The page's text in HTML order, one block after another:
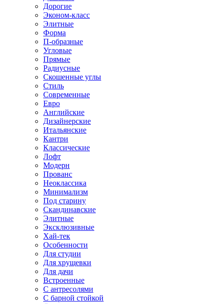
Дорогие
Эконом-класс
Элитные
Форма
П-образные
Угловые
Прямые
Радиусные
Скошенные углы
Стиль
Современные
Евро
Английские
Дизайнерские
Итальянские
Кантри
Классические
Лофт
Модерн
Прованс
Неоклассика
Минимализм
Под старину
Скандинавские
Элитные
Эксклюзивные
Хай-тек
Особенности
Для студии
Для хрущевки
Для дачи
Встроенные
С антресолями
С барной стойкой